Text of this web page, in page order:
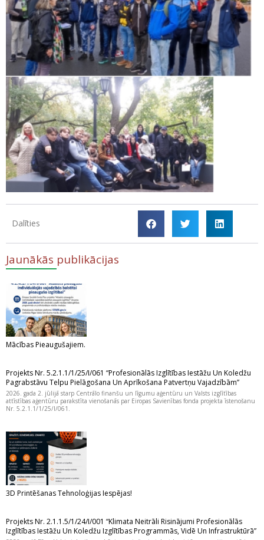
Dalīties
Jaunākās publikācijas
Mācības Pieaugušajiem.
Projekts Nr. 5.2.1.1/1/25/I/061 “Profesionālās Izglītības Iestāžu Un Koledžu
Pagrabstāvu Telpu Pielāgošana Un Aprīkošana Patvertņu Vajadzībām”
2026. gada 2. jūlijā starp Centrālo finanšu un līgumu aģentūru un Valsts izglītības
attīstības aģentūru parakstīta vienošanās par Eiropas Savienības fonda projekta īstenošanu
Nr. 5.2.1.1/1/25/I/061.
3D Printēšanas Tehnoloģijas Iespējas!
Projekts Nr. 2.1.1.5/1/24/I/001 “Klimata Neitrāli Risinājumi Profesionālās
Izglītības Iestāžu Un Koledžu Izglītības Programmās, Vidē Un Infrastruktūrā”